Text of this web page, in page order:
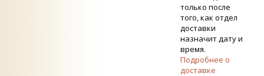
только после
того, как отдел
доставки
назначит дату и
время.
Подробнее о
доставке